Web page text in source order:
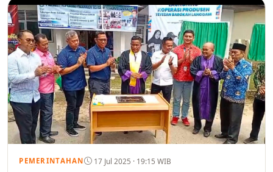
PEMERINTAHAN 17 Jul 2025 · 19:15 WIB